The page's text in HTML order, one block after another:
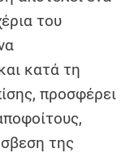
του
κατά τη
προσφέρει
της